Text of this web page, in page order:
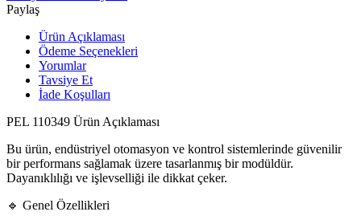
Paylaş
Ürün Açıklaması
Ödeme Seçenekleri
Yorumlar
Tavsiye Et
İade Koşulları
PEL 110349 Ürün Açıklaması
Bu ürün, endüstriyel otomasyon ve kontrol sistemlerinde güvenilir
bir performans sağlamak üzere tasarlanmış bir modüldür.
Dayanıklılığı ve işlevselliği ile dikkat çeker.
🔹 Genel Özellikleri